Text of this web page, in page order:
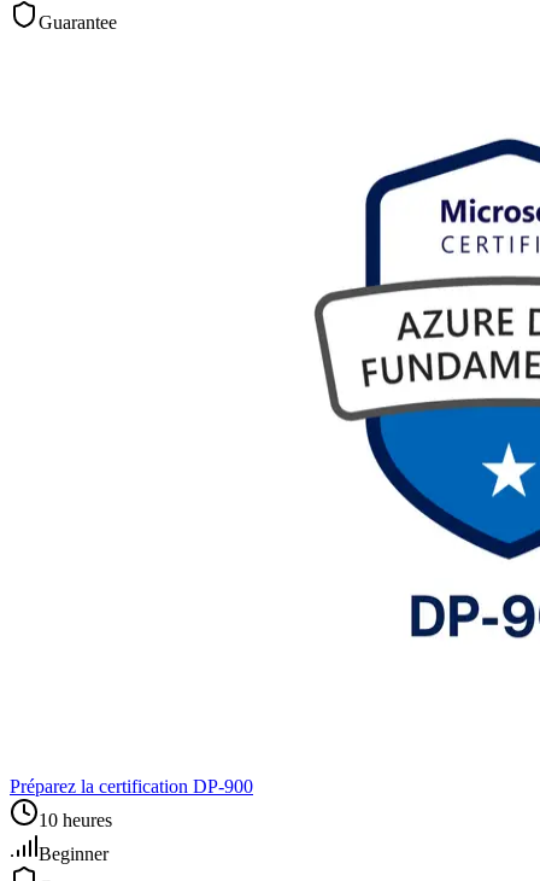
Guarantee
Préparez la certification DP‑900
10 heures
Beginner